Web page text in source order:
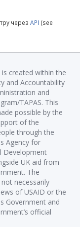
через API (see
created within the
and Accountability
and
TAPAS. This
possible by the
of the
through the
Agency for
Development
UK aid from
The
necessarily
of USAID or the
Government and
official